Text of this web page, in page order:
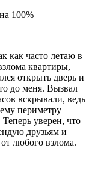
100%
как часто летаю в
квартиры,
открыть дверь и
до меня. Вызвал
вскрывали, ведь
периметру
уверен, что
друзьям и
любого взлома.